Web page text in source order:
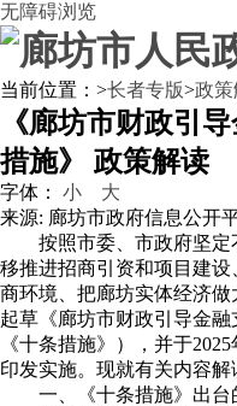
无障碍浏览
当前位置： >长者专版>政
《廊坊市财政引
措施》 政策解读
字体： 小
大
来源: 廊坊市政府信息公开
按照市委、市政府坚定
移推进招商引资和项目建
商环境、把廊坊实体经济
起草《廊坊市财政引导金
《十条措施》），并于
印发实施。现就有关内容解
一、《十条措施》出台